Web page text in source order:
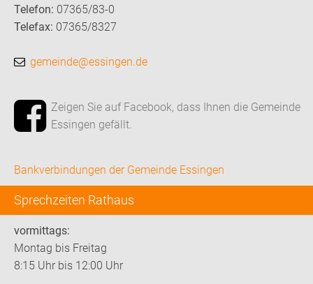
Telefon: 07365/83-0
Telefax: 07365/8327
gemeinde@essingen.de
Zeigen Sie auf Facebook, dass Ihnen die Gemeinde
Essingen gefällt.
Bankverbindungen der Gemeinde Essingen
Sprechzeiten Rathaus
vormittags:
Montag bis Freitag
8:15 Uhr bis 12:00 Uhr